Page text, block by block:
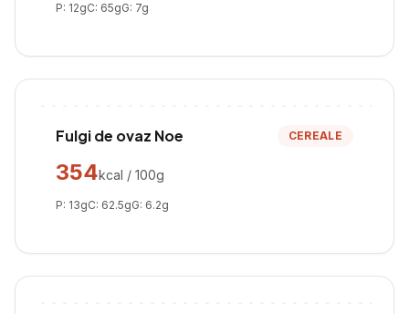
P: 12gC: 65gG: 7g
Fulgi de ovaz Noe CEREALE
354kcal / 100g
P: 13gC: 62.5gG: 6.2g